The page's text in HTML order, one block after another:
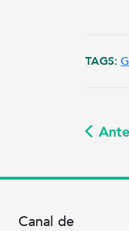
TAGS:
Canal de